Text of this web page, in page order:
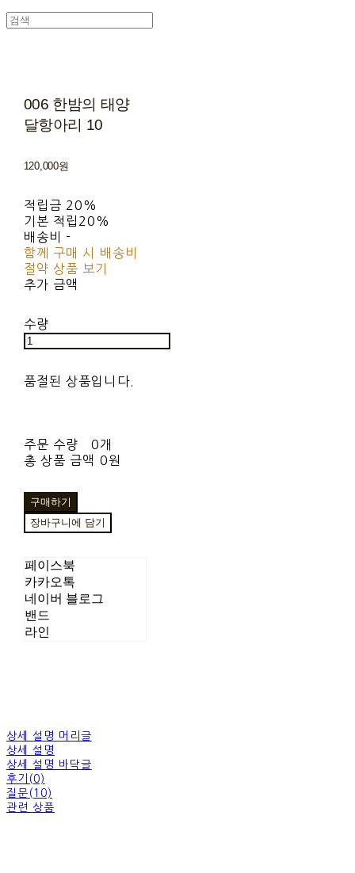
006 한밤의 태양
달항아리 10
120,000원
적립금 20%
기본 적립 20%
배송비-
함께 구매 시 배송비
절약 상품 보기
추가 금액
수량
품절된 상품입니다.
주문 수량
0개
총 상품 금액 0원
구매하기
장바구니에 담기
페이스북
카카오톡
네이버 블로그
밴드
라인
상세 설명 머리글
상세 설명
상세 설명 바닥글
후기(0)
질문(10)
관련 상품